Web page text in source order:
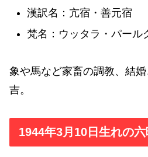
漢訳名：亢宿・善元宿
梵名：ウッタラ・パール
象や馬など家畜の調教、結
吉。
1944年3月10日生れの